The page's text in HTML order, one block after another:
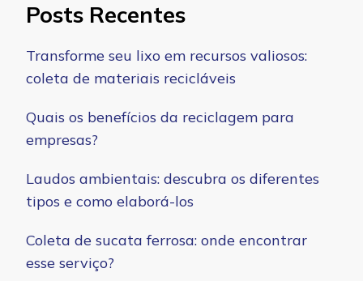
Posts Recentes
Transforme seu lixo em recursos valiosos:
coleta de materiais recicláveis
Quais os benefícios da reciclagem para
empresas?
Laudos ambientais: descubra os diferentes
tipos e como elaborá-los
Coleta de sucata ferrosa: onde encontrar
esse serviço?